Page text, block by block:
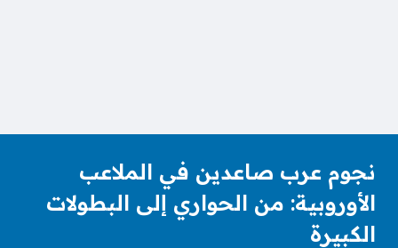
نجوم عرب صاعدين في الملاعب
الأوروبية: من الحواري إلى البطولات
الكبيرة